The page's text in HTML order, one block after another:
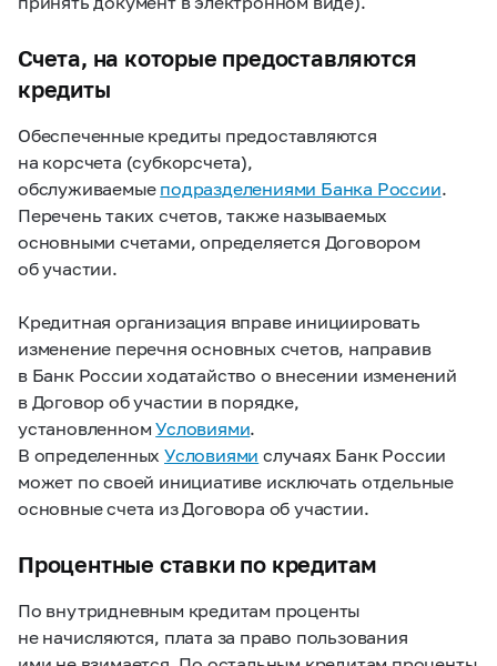
Счета, на которые предоставляются
кредиты
Обеспеченные кредиты предоставляются
на корсчета (субкорсчета),
обслуживаемые подразделениями Банка России.
Перечень таких счетов, также называемых
основными счетами, определяется Договором
об участии.
Кредитная организация вправе инициировать
изменение перечня основных счетов, направив
в Банк России ходатайство о внесении изменений
в Договор об участии в порядке,
установленномУсловиями.
В определенныхУсловиями случаях Банк России
может по своей инициативе исключать отдельные
основные счета из Договора об участии.
Процентные ставки по кредитам
По внутридневным кредитам проценты
не начисляются, плата за право пользования